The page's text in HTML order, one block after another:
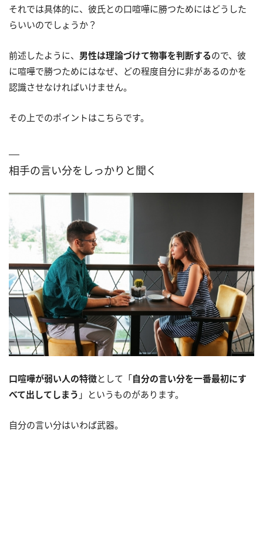
それでは具体的に、彼氏との口喧嘩に勝つためにはどうした
らいいのでしょうか？
前述したように、 男性は理論づけて物事を判断するので、彼
に喧嘩で勝つためにはなぜ、どの程度自分に非があるのかを
認識させなければいけません。
その上でのポイントはこちらです。
相手の言い分をしっかりと聞く
口喧嘩が弱い人の特徴として「自分の言い分を一番最初にす
べて出してしまう 」というものがあります。
自分の言い分はいわば武器。